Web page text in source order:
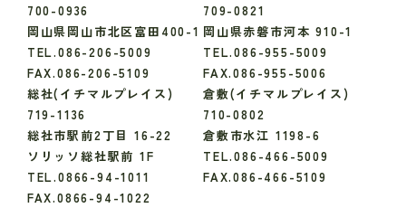
700-0936
岡山県岡山市北区富田400-1
TEL.086-206-5009
FAX.086-206-5109
709-0821
岡山県赤磐市河本 910-1
TEL.086-955-5009
FAX.086-955-5006
総社(イチマルプレイス)
719-1136
総社市駅前2丁目 16-22
ソリッソ総社駅前 1F
TEL.0866-94-1011
FAX.0866-94-1022
倉敷(イチマルプレイス)
710-0802
倉敷市水江 1198-6
TEL.086-466-5009
FAX.086-466-5109